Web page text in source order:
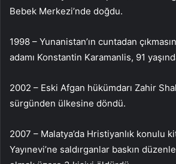
Bebek Merkezi’nde doğdu.
1998 – Yunanistan’ın cuntadan
adamı Konstantin Karamanlis, 91
2002 – Eski Afgan hükümdarı Zahir
sürgünden ülkesine döndü.
2007 – Malatya’da Hristiyanlık konulu
Yayınevi’ne saldırganlar baskın